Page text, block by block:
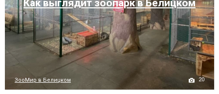
Как выглядит зоопарк в Белицком
ЗооМир в Белицком 20